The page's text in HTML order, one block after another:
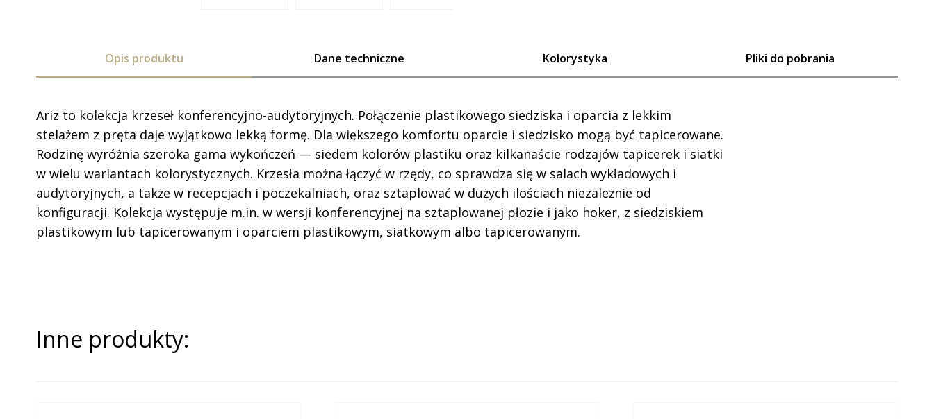
Opis produktu Dane techniczne Kolorystyka Pliki do pobrania
Ariz to kolekcja krzeseł konferencyjno-audytoryjnych. Połączenie plastikowego siedziska i oparcia z lekkim
stelażem z pręta daje wyjątkowo lekką formę. Dla większego komfortu oparcie i siedzisko mogą być tapicerowane.
Rodzinę wyróżnia szeroka gama wykończeń — siedem kolorów plastiku oraz kilkanaście rodzajów tapicerek i siatki
w wielu wariantach kolorystycznych. Krzesła można łączyć w rzędy, co sprawdza się w salach wykładowych i
audytoryjnych, a także w recepcjach i poczekalniach, oraz sztaplować w dużych ilościach niezależnie od
konfiguracji. Kolekcja występuje m.in. w wersji konferencyjnej na sztaplowanej płozie i jako hoker, z siedziskiem
plastikowym lub tapicerowanym i oparciem plastikowym, siatkowym albo tapicerowanym.
Inne produkty: